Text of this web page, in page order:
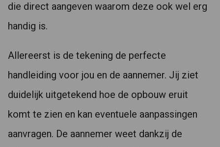
die direct aangeven waarom deze ook wel erg
handig is.
Allereerst is de tekening de perfecte
handleiding voor jou en de aannemer. Jij ziet
duidelijk uitgetekend hoe de opbouw eruit
komt te zien en kan eventuele aanpassingen
aanvragen. De aannemer weet dankzij de